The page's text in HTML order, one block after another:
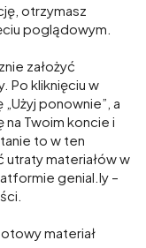
otrzymasz
poglądowym.
założyć
Po kliknięciu w
ponownie”, a
Twoim koncie i
to w ten
materiałów w
genial.ly –
materiał